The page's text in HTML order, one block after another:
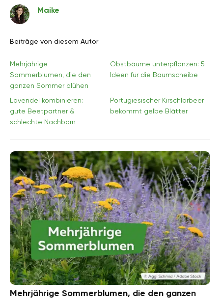
Maike
Beiträge von diesem Autor
Mehrjährige
Sommerblumen, die den
ganzen Sommer blühen
Obstbäume unterpflanzen: 5
Ideen für die Baumscheibe
Lavendel kombinieren:
gute Beetpartner &
schlechte Nachbarn
Portugiesischer Kirschlorbeer
bekommt gelbe Blätter
Mehrjährige Sommerblumen, die den ganzen